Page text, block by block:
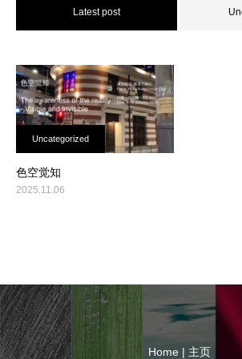
Latest post
Uncategorized
色空觉知
2025.11.06
Home | 主页